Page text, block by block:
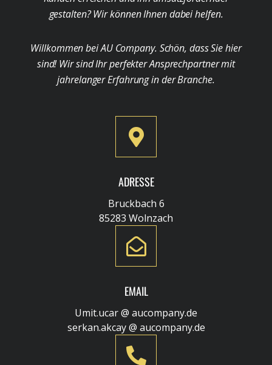
gestalten? Wir können Ihnen dabei helfen.
Willkommen bei AU Company. Schön, dass Sie hier
sind! Wir sind Ihr perfekter Ansprechpartner mit
jahrelanger Erfahrung in der Branche.
ADRESSE
Bruckbach 6
85283 Wolnzach
EMAIL
Umit.ucar @ aucompany.de
serkan.akcay @ aucompany.de